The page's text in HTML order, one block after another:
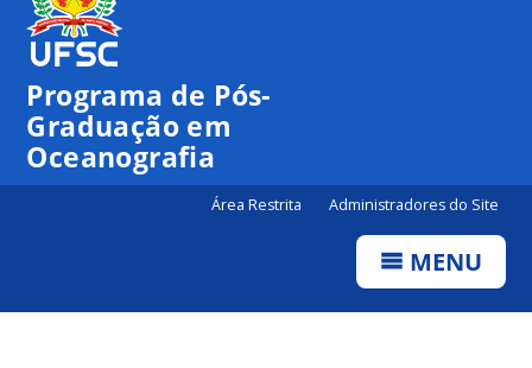
Programa de Pós-
Graduação em
Oceanografia
Área Restrita Administradores do Site
MENU